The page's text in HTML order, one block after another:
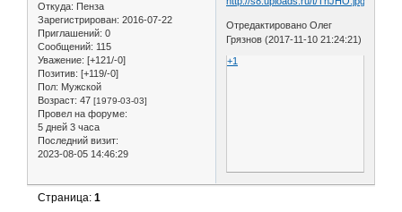
Откуда: Пенза
Зарегистрирован: 2016-07-22
Приглашений: 0
Сообщений: 115
Уважение: [+121/-0]
Позитив: [+119/-0]
Пол: Мужской
Возраст: 47 [1979-03-03]
Провел на форуме:
5 дней 3 часа
Последний визит:
2023-08-05 14:46:29
Отредактировано Олег
Грязнов (2017-11-10 21:24:21)
+1
Страница:1